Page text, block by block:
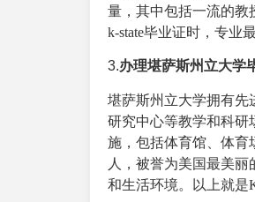
量，其中包括一流的教
k-state毕业证时，专业
3.办理堪萨斯州立大学
堪萨斯州立大学拥有先
研究中心等教学和科研
施，包括体育馆、体育
人，被誉为美国最美
和生活环境。以上就是